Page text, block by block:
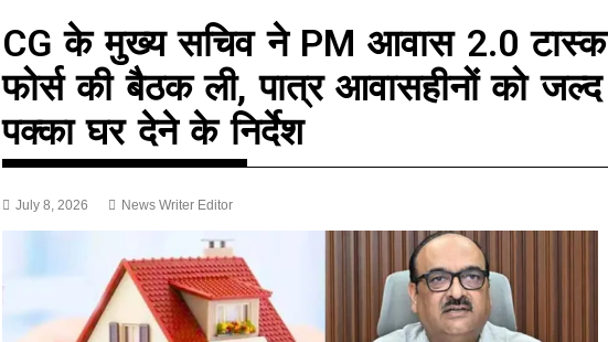
CG के मुख्य सचिव ने PM आवास 2.0 टास्क
फोर्स की बैठक ली, पात्र आवासहीनों को जल्द
पक्का घर देने के निर्देश
July 8, 2026 News Writer Editor